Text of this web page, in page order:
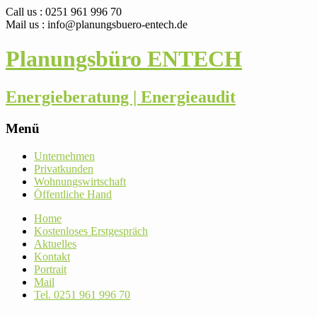
Call us : 0251 961 996 70
Mail us : info@planungsbuero-entech.de
Planungsbüro ENTECH
Energieberatung | Energieaudit
Menü
Skip
content
Unter­nehmen
Pri­vat­kunden
Woh­nungs­wirt­schaft
Öffent­liche Hand
Home
Kos­ten­loses Erstgespräch
Aktu­elles
Kontakt
Por­trait
Mail
Tel. 0251 961 996 70